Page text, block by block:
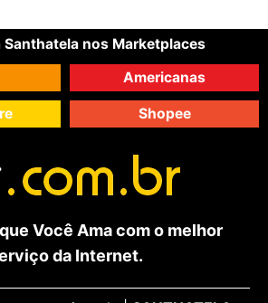
Santhatela nos Marketplaces
Americanas
Shopee
Você Ama com o melhor
da Internet.